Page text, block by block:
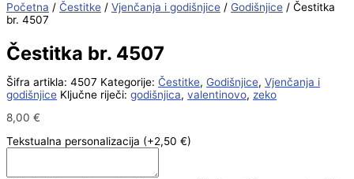
Početna / Čestitke / Vjenčanja i godišnjice / Godišnjice / Čestitka
br. 4507
Čestitka br. 4507
Šifra artikla: 4507 Kategorije: Čestitke, Godišnjice, Vjenčanja i
godišnjice Ključne riječi: godišnjica, valentinovo, zeko
8,00 €
Tekstualna personalizacija (+2,50 €)